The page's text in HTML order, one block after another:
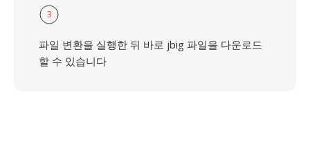
3
파일 변환을 실행한 뒤 바로 jbig 파일을 다운로드
할 수 있습니다